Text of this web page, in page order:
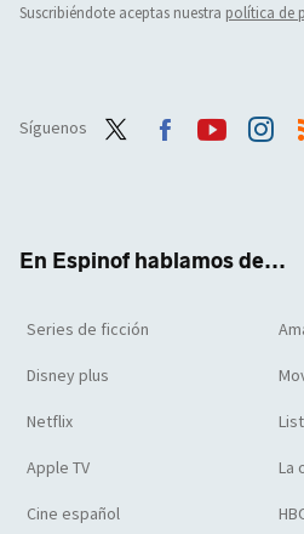
Suscribiéndote aceptas nuestra política de
Síguenos
En Espinof hablamos de...
Series de ficción
Disney plus
Netflix
Apple TV La
Cine español